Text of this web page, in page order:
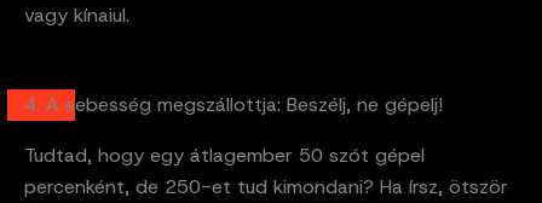
vagy kínaiul.
4. A sebesség megszállottja: Beszélj, ne gépelj!
Tudtad, hogy egy átlagember 50 szót gépel
percenként, de 250-et tud kimondani? Ha írsz, ötször